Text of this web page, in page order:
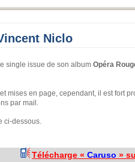
Niclo
single issue de son album Opéra
mises en page, cependant, il est fort
par mail.
ci-dessous.
Télécharge « Caruso »